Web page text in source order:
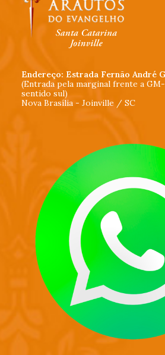
Endereço: Estrada Fernão André
(Entrada pela marginal frente a
sentido sul)
Nova Brasília - Joinville / SC